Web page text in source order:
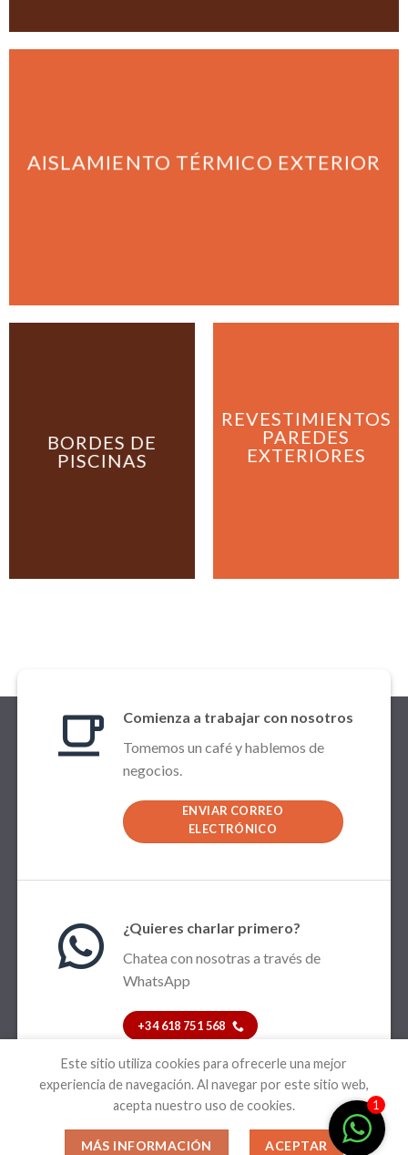
AISLAMIENTO TÉRMICO EXTERIOR
BORDES DE
PISCINAS
REVESTIMIENTOS
PAREDES
EXTERIORES
Comienza a trabajar con nosotros
Tomemos un café y hablemos de
negocios.
ENVIAR CORREO
ELECTRÓNICO
¿Quieres charlar primero?
Chatea con nosotras a través de
WhatsApp
+34 618 751 568
Copyright 2026 ©PINMADUR -Somos Publifacetic@s-
1
Este sitio utiliza cookies para ofrecerle una mejor
experiencia de navegación. Al navegar por este sitio web,
acepta nuestro uso de cookies.
MÁS INFORMACIÓN ACEPTAR